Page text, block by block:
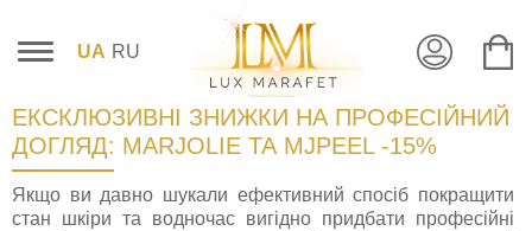
UA RU
ЕКСКЛЮЗИВНІ ЗНИЖКИ НА ПРОФЕСІЙНИЙ
ДОГЛЯД: MARJOLIE ТА MJPEEL -15%
Якщо ви давно шукали ефективний спосіб покращити
стан шкіри та водночас вигідно придбати професійні